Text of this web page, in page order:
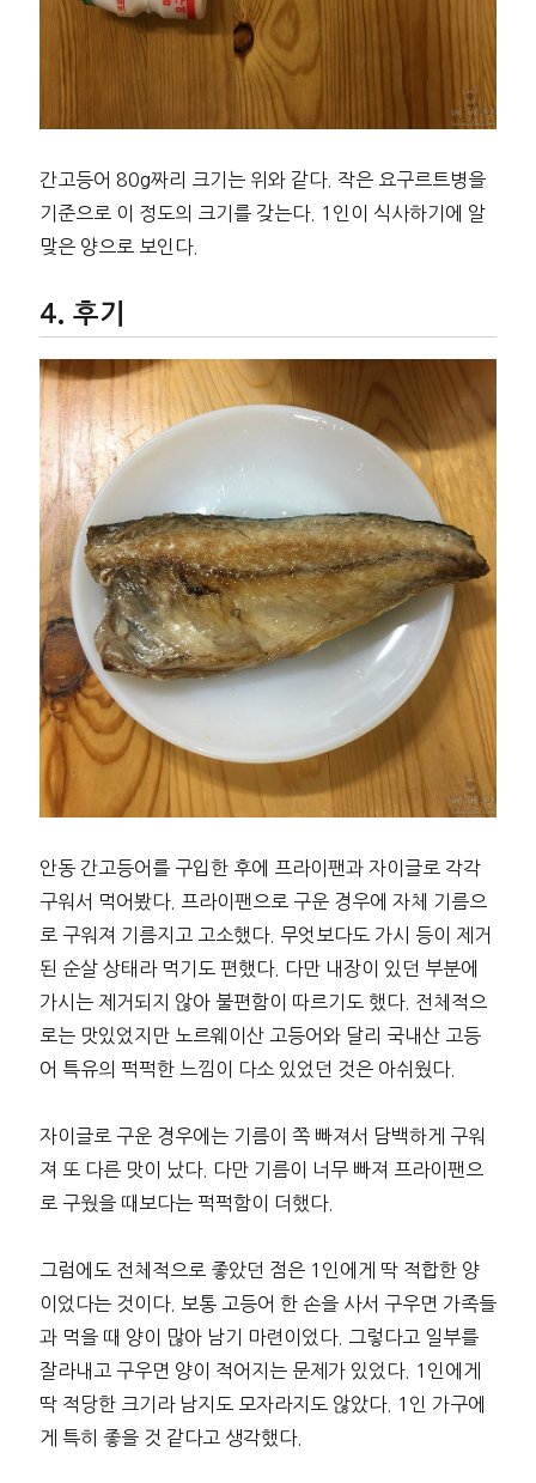
간고등어 80g짜리 크기는 위와 같다. 작은 요구르트병을
기준으로 이 정도의 크기를 갖는다. 1인이 식사하기에 알
맞은 양으로 보인다.
후기
안동 간고등어를 구입한 후에 프라이팬과 자이글로 각각
구워서 먹어봤다. 프라이팬으로 구운 경우에 자체 기름으
로 구워져 기름지고 고소했다. 무엇보다도 가시 등이 제거
된 순살 상태라 먹기도 편했다. 다만 내장이 있던 부분에
가시는 제거되지 않아 불편함이 따르기도 했다. 전체적으
로는 맛있었지만 노르웨이산 고등어와 달리 국내산 고등
어 특유의 퍽퍽한 느낌이 다소 있었던 것은 아쉬웠다.
자이글로 구운 경우에는 기름이 쪽 빠져서 담백하게 구워
져 또 다른 맛이 났다. 다만 기름이 너무 빠져 프라이팬으
로 구웠을 때보다는 퍽퍽함이 더했다.
그럼에도 전체적으로 좋았던 점은 1인에게 딱 적합한 양
이었다는 것이다. 보통 고등어 한 손을 사서 구우면 가족들
과 먹을 때 양이 많아 남기 마련이었다. 그렇다고 일부를
잘라내고 구우면 양이 적어지는 문제가 있었다. 1인에게
딱 적당한 크기라 남지도 모자라지도 않았다. 1인 가구에
게 특히 좋을 것 같다고 생각했다.